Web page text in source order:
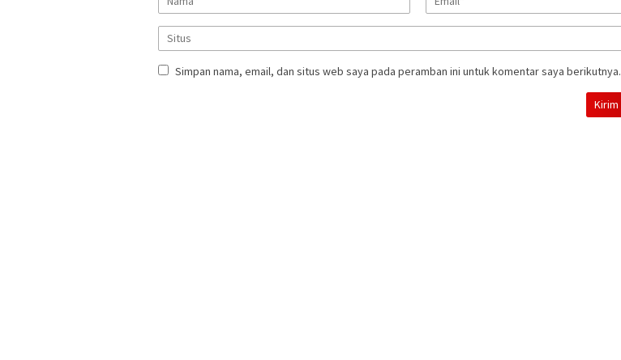
Simpan nama, email, dan situs web saya pada peramban ini untuk komentar saya berikutnya.